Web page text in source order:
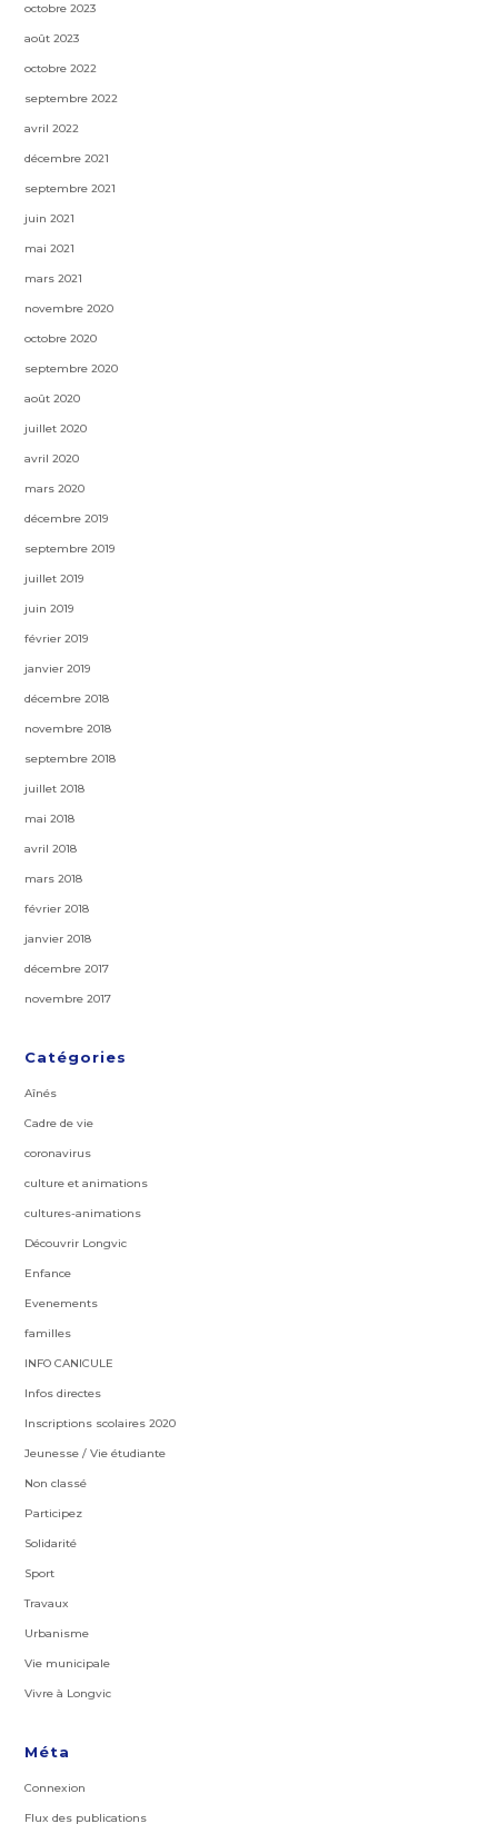
octobre 2023
août 2023
octobre 2022
septembre 2022
avril 2022
décembre 2021
septembre 2021
juin 2021
mai 2021
mars 2021
novembre 2020
octobre 2020
septembre 2020
août 2020
juillet 2020
avril 2020
mars 2020
décembre 2019
septembre 2019
juillet 2019
juin 2019
février 2019
janvier 2019
décembre 2018
novembre 2018
septembre 2018
juillet 2018
mai 2018
avril 2018
mars 2018
février 2018
janvier 2018
décembre 2017
novembre 2017
Catégories
Aînés
Cadre de vie
coronavirus
culture et animations
cultures-animations
Découvrir Longvic
Enfance
Evenements
familles
INFO CANICULE
Infos directes
Inscriptions scolaires 2020
Jeunesse / Vie étudiante
Non classé
Participez
Solidarité
Sport
Travaux
Urbanisme
Vie municipale
Vivre à Longvic
Méta
Connexion
Flux des publications